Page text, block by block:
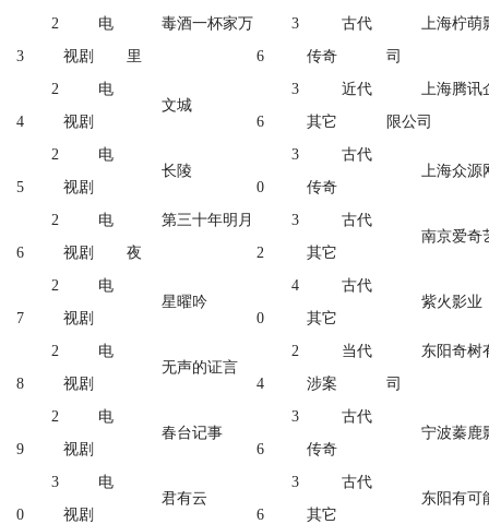
2
3
电
视剧
毒酒一杯家万
里
3
6
古代
传奇
上海柠萌
司
2
4
电
视剧
文城
3
6
近代
其它
上海腾讯
限公司
2
5
电
视剧
长陵
3
0
古代
传奇
上海众源
2
6
电
视剧
第三十年明月
夜
3
2
古代
其它
南京爱奇
2
7
电
视剧
星曜吟
4
0
古代
其它
紫火影业
2
8
电
视剧
无声的证言
2
4
当代
涉案
东阳奇树
司
2
9
电
视剧
春台记事
3
6
古代
传奇
宁波蓁鹿
3
0
电
视剧
君有云
3
6
古代
其它
东阳有可